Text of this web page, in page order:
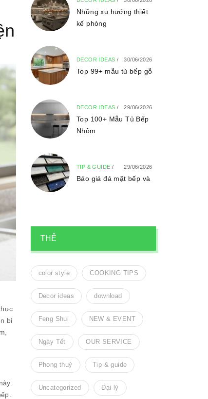
bỉ
Những xu hướng thiết
kế phòng
DECOR IDEAS / 30/06/2026
Top 99+ mẫu tủ bếp gỗ
DECOR IDEAS / 29/06/2026
Top 100+ Mẫu Tủ Bếp
Nhôm
TIP & GUIDE / 29/06/2026
Báo giá đá mặt bếp và
THẺ
color style COOKING TIPS
Decor ideas download
Feng Shui NEW & EVENT
Ngày Tết OUR SERVICE
Phong thuỷ Tip & guide
Uncategorized Đại lý